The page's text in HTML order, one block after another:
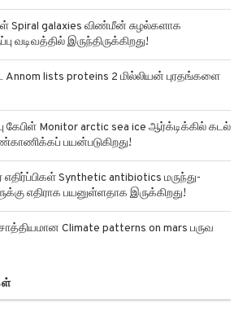
Spiral galaxies விண்மீன் சுழல்களாக
வடிவத்தில் இருந்திருக்கிறது!
lists proteins 2 மில்லியன் புரதங்களை
Monitor arctic sea ice ஆர்க்டிக்கில் கடல்
பயன்படுகிறது!
Synthetic antibiotics மருந்து-
எதிராக பயனுள்ளதாக இருக்கிறது!
Climate patterns on mars பருவ